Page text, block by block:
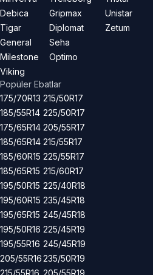
Debica
Tigar
General
Milestone
Viking
Gripmax
Diplomat
Seha
Optimo
Unistar
Zetum
Popüler Ebatlar
175/70R13
185/55R14
175/65R14
185/65R14
185/60R15
185/65R15
195/50R15
195/60R15
195/65R15
195/50R16
195/55R16
205/55R16
215/50R17
225/50R17
205/55R17
215/55R17
225/55R17
215/60R17
225/40R18
235/45R18
245/45R18
225/45R19
245/45R19
235/50R19